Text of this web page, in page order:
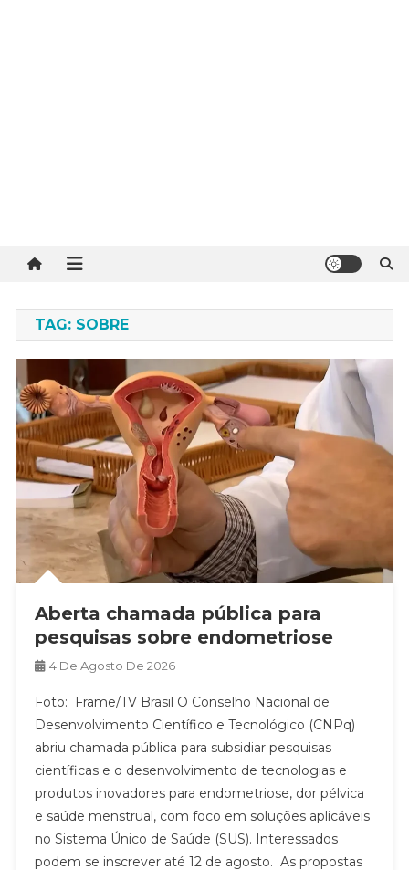
TAG: SOBRE
Aberta chamada pública para
pesquisas sobre endometriose
4 De Agosto De 2026
Foto: Frame/TV Brasil O Conselho Nacional de
Desenvolvimento Científico e Tecnológico (CNPq)
abriu chamada pública para subsidiar pesquisas
científicas e o desenvolvimento de tecnologias e
produtos inovadores para endometriose, dor pélvica
e saúde menstrual, com foco em soluções aplicáveis
no Sistema Único de Saúde (SUS). Interessados
podem se inscrever até 12 de agosto. As propostas